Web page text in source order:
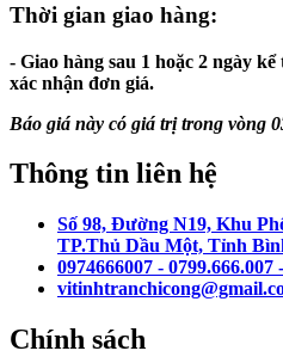
Thời gian giao hàng:
- Giao hàng sau 1 hoặc 2 ngày
xác nhận đơn giá.
Báo giá này có giá trị trong vòng
Thông tin liên hệ
Số 98, Đường N19, Khu
TP.Thủ Dầu Một, Tỉnh
0974666007 - 0799.666.007
Chính sách